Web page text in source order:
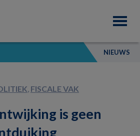
NIEUWS
, FISCALE VAK
is geen